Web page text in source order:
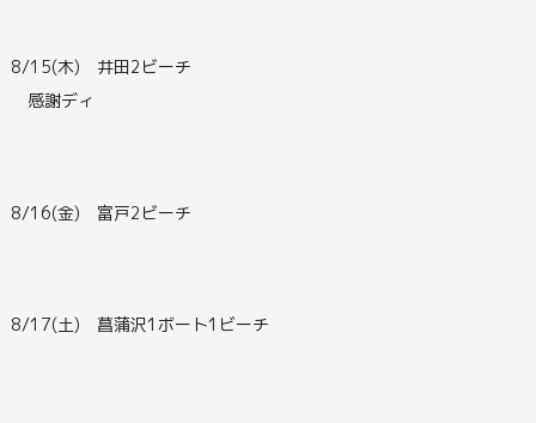
8/15(木) 井田2ビーチ
感謝ディ
8/16(金) 富戸2ビーチ
8/17(土) 菖蒲沢1ボート1ビーチ